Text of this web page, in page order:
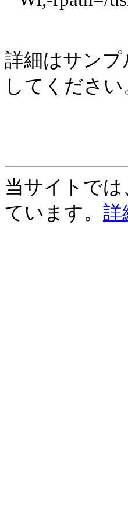
詳細はサン
してください
当サイトで
ています。 詳